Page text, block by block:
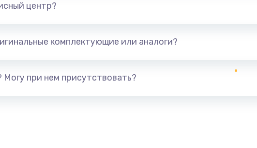
центр?
комплектующие или аналоги?
при нем присутствовать?